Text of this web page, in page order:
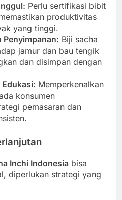
Perlu sertifikasi bibit
produktivitas
yang tinggi.
Penyimpanan: Biji sacha
jamur dan bau tengik
dan disimpan dengan
Memperkenalkan
konsumen
pemasaran dan
Inchi Indonesia bisa
diperlukan strategi yang